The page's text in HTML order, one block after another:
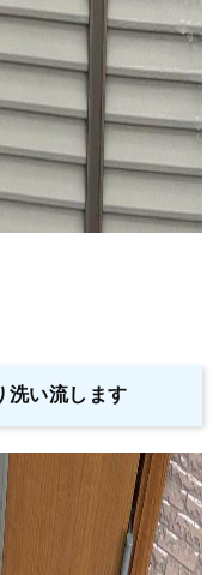
洗い流します